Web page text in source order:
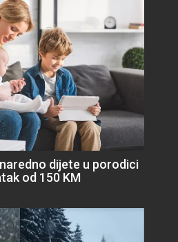
dijete u porodici
od 150 KM